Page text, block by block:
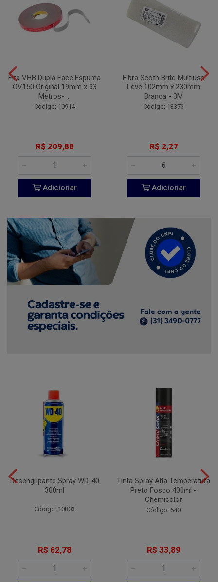
Fita VHB Dupla Face Espuma
CV150 Original 19mm x 33
Metros- ...
Código: 10914
R$ 209,88
Adicionar
Fibra Scoth Brite Multiuso
Leve 102mm x 230mm
Branca - 3M
Código: 13373
R$ 2,27
Adicionar
Desengripante Spray WD-40
300ml
Código: 10803
R$ 62,78
Tinta Spray Alta Temperatura
Preto Fosco 400ml -
Chemicolor
Código: 540
R$ 33,89